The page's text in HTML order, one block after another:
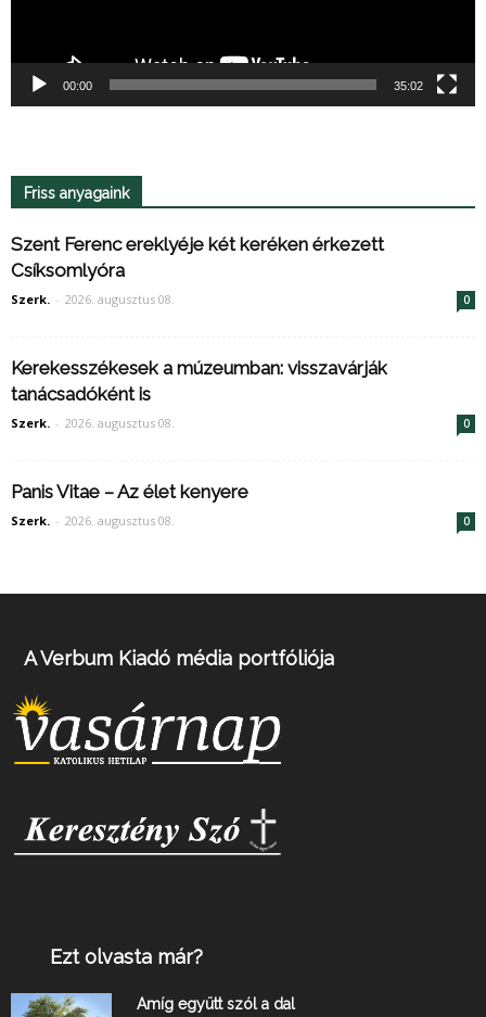
00:00 35:02
Friss anyagaink
Szent Ferenc ereklyéje két keréken érkezett
Csíksomlyóra
Szerk. - 2026. augusztus 08. 0
Kerekesszékesek a múzeumban: visszavárják
tanácsadóként is
Szerk. - 2026. augusztus 08. 0
Panis Vitae – Az élet kenyere
Szerk. - 2026. augusztus 08. 0
A Verbum Kiadó média portfóliója
Ezt olvasta már?
Amíg együtt szól a dal